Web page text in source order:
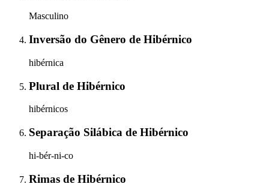
Masculino
Inversão do Gênero de Hibérnico
hibérnica
Plural de Hibérnico
hibérnicos
Separação Silábica de Hibérnico
hi-bér-ni-co
Rimas de Hibérnico